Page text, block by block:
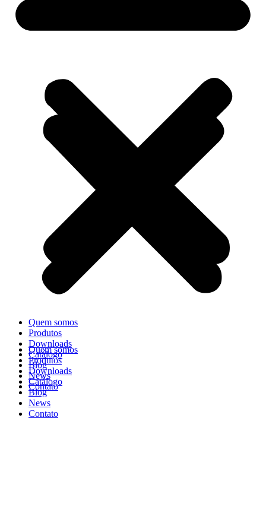
Quem somos
Produtos
Downloads
Catálogo
Blog
News
Contato
Quem somos
Produtos
Downloads
Catálogo
Blog
News
Contato